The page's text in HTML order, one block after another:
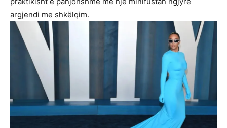
argjendi me shkëlqim.